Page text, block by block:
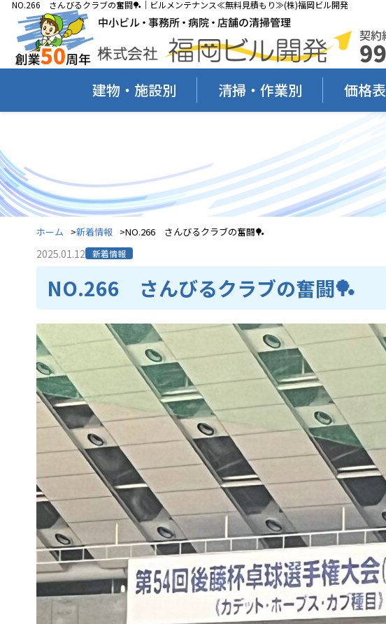
NO.266 さんびるクラブの奮闘🏓｜ビルメンテナンス≪無料見積もり≫(株)福岡ビル開発
建物・施設別 清掃・作業別 価格表
ホーム 新着情報 NO.266 さんびるクラブの奮闘🏓
2025.01.12 新着情報
NO.266 さんびるクラブの奮闘🏓